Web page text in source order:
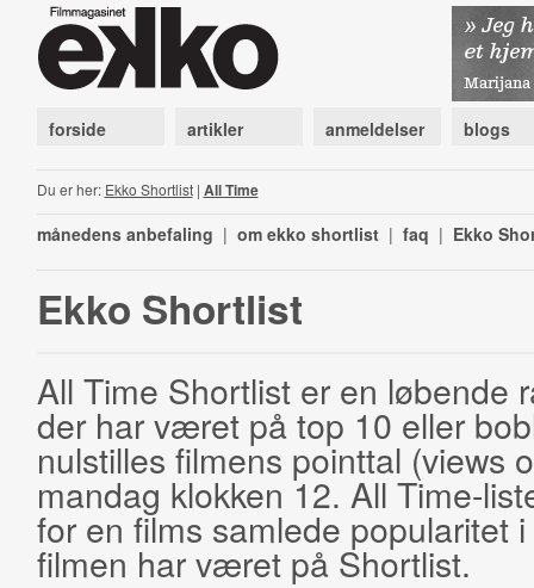
forside artikler anmeldelser blogs
Du er her: Ekko Shortlist| All Time
månedens anbefaling | om ekko shortlist | faq | Ekko
Ekko Shortlist
All Time Shortlist er en løbende
der har været på top 10 eller
nulstilles filmens pointtal (views
mandag klokken 12. All Time-
for en films samlede popularitet
filmen har været på Shortlist.